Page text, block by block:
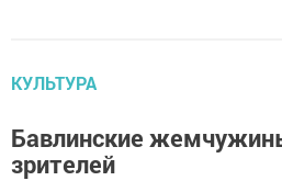
КУЛЬТУРА
Бавлинские
зрителей